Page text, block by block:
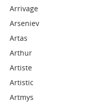
Arrivage
Arseniev
Artas
Arthur
Artiste
Artistic
Artmys